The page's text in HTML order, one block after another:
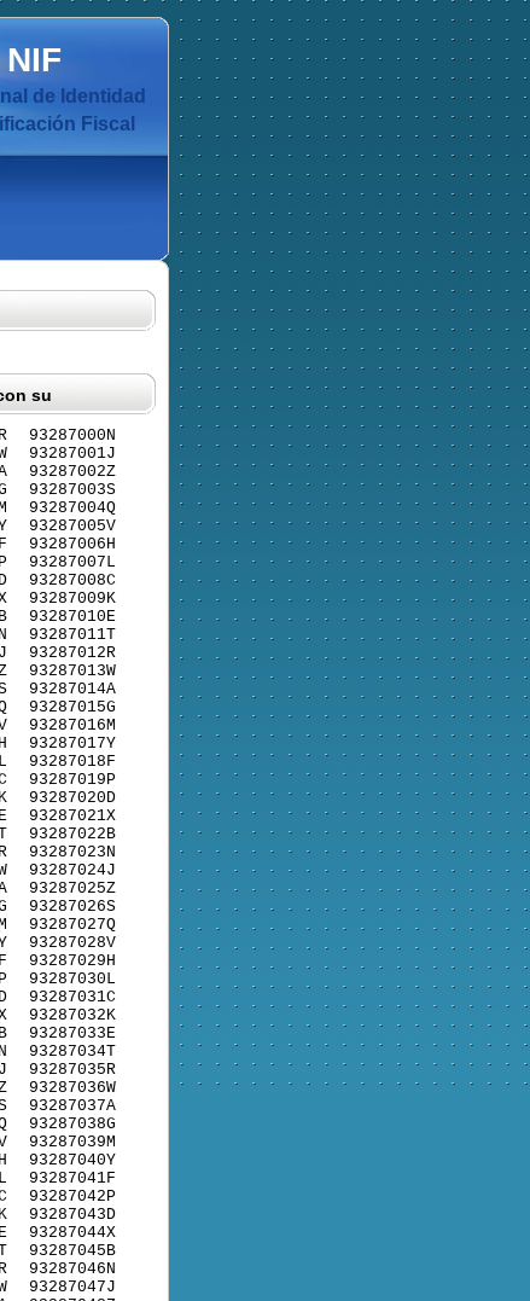
NIF
de Identidad
Fiscal
su
93287000N
93287001J
93287002Z
93287003S
93287004Q
93287005V
93287006H
93287007L
93287008C
93287009K
93287010E
93287011T
93287012R
93287013W
93287014A
93287015G
93287016M
93287017Y
93287018F
93287019P
93287020D
93287021X
93287022B
93287023N
93287024J
93287025Z
93287026S
93287027Q
93287028V
93287029H
93287030L
93287031C
93287032K
93287033E
93287034T
93287035R
93287036W
93287037A
93287038G
93287039M
93287040Y
93287041F
93287042P
93287043D
93287044X
93287045B
93287046N
93287047J